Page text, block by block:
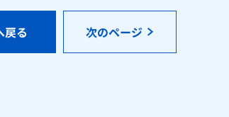
戻る 次のページ